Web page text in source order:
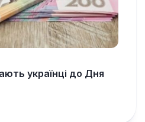
українці до Дня